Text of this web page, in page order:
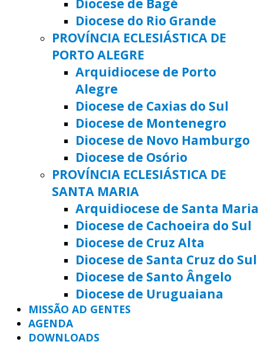
Diocese do Rio Grande
PROVÍNCIA ECLESIÁSTICA DE
PORTO ALEGRE
Arquidiocese de Porto
Alegre
Diocese de Caxias do Sul
Diocese de Montenegro
Diocese de Novo Hamburgo
Diocese de Osório
PROVÍNCIA ECLESIÁSTICA DE
SANTA MARIA
Arquidiocese de Santa Maria
Diocese de Cachoeira do Sul
Diocese de Cruz Alta
Diocese de Santa Cruz do Sul
Diocese de Santo Ângelo
Diocese de Uruguaiana
MISSÃO AD GENTES
AGENDA
DOWNLOADS